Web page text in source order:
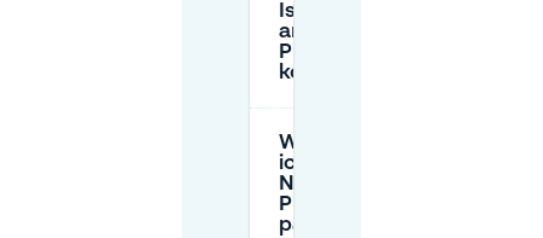
Ist Parken
am
Piusplein
kostenlos?
Wo kann
ich in der
Nähe der
Piusstraat
parken?